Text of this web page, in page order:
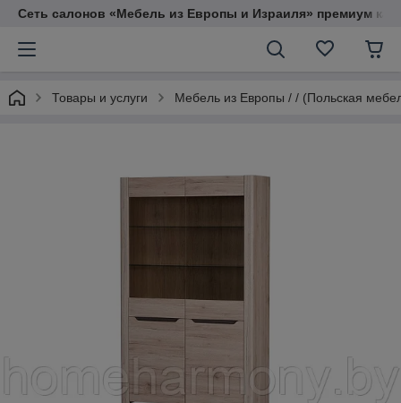
Сеть салонов «Мебель из Европы и Израиля» премиум
Товары и услуги Мебель из Европы / / (Польская